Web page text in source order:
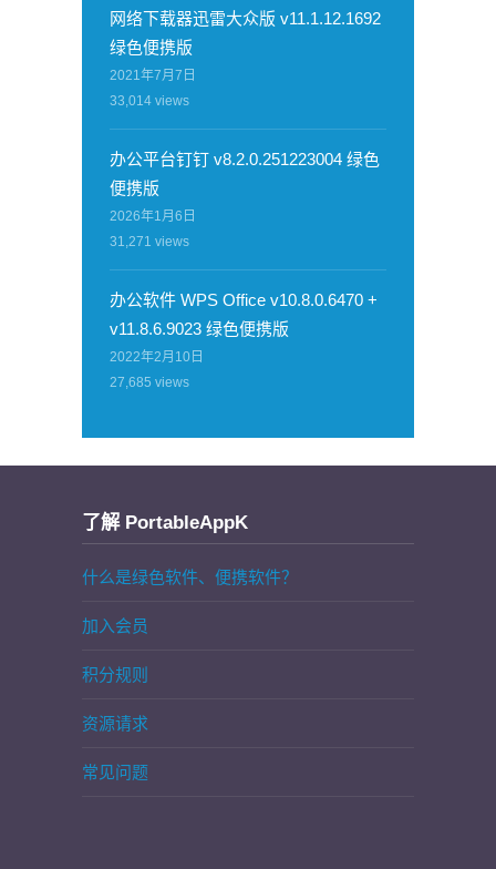
网络下载器迅雷大众版 v11.1.12.1692
绿色便携版
2021年7月7日
33,014 views
办公平台钉钉 v8.2.0.251223004 绿色
便携版
2026年1月6日
31,271 views
办公软件 WPS Office v10.8.0.6470 +
v11.8.6.9023 绿色便携版
2022年2月10日
27,685 views
了解 PortableAppK
什么是绿色软件、便携软件？
加入会员
积分规则
资源请求
常见问题